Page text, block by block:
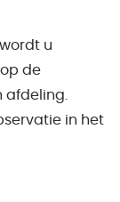
u
de
afdeling.
in het